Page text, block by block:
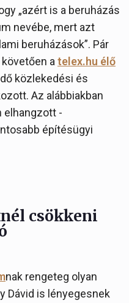
„azért is a beruházás
nevébe, mert azt
beruházások”. Pár
a telex.hu élő
közlekedési és
Az alábbiakban
elhangzott -
építésügyi
csökkeni
nak rengeteg olyan
Dávid is lényegesnek